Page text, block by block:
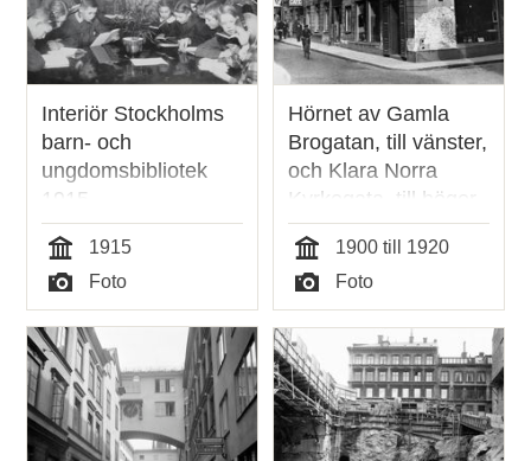
Interiör Stockholms
barn- och
ungdomsbibliotek
1915
Tid
1915
Typ
Foto
Hörnet av Gamla
Brogatan, till vänster,
och Klara Norra
Kyrkogata, till höger.
Tid
1900 till 1920
Typ
Foto